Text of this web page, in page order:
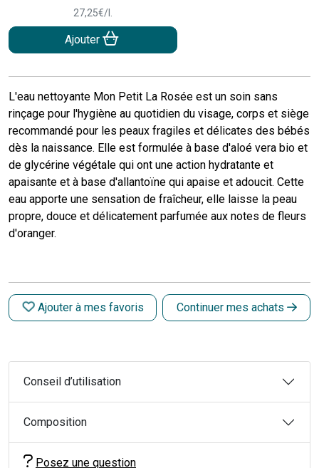
27,25€/
Ajouter
L'eau nettoyante Mon Petit La Rosée est un soin sans
rinçage pour l'hygiène au quotidien du visage, corps et siège
recommandé pour les peaux fragiles et délicates des bébés
dès la naissance. Elle est formulée à base d'aloé vera bio et
de glycérine végétale qui ont une action hydratante et
apaisante et à base d'allantoïne qui apaise et adoucit. Cette
eau apporte une sensation de fraîcheur, elle laisse la peau
propre, douce et délicatement parfumée aux notes de fleurs
d'oranger.
Ajouter à mes favoris Continuer mes achats
Conseil d’utilisation
Composition
Posez une question